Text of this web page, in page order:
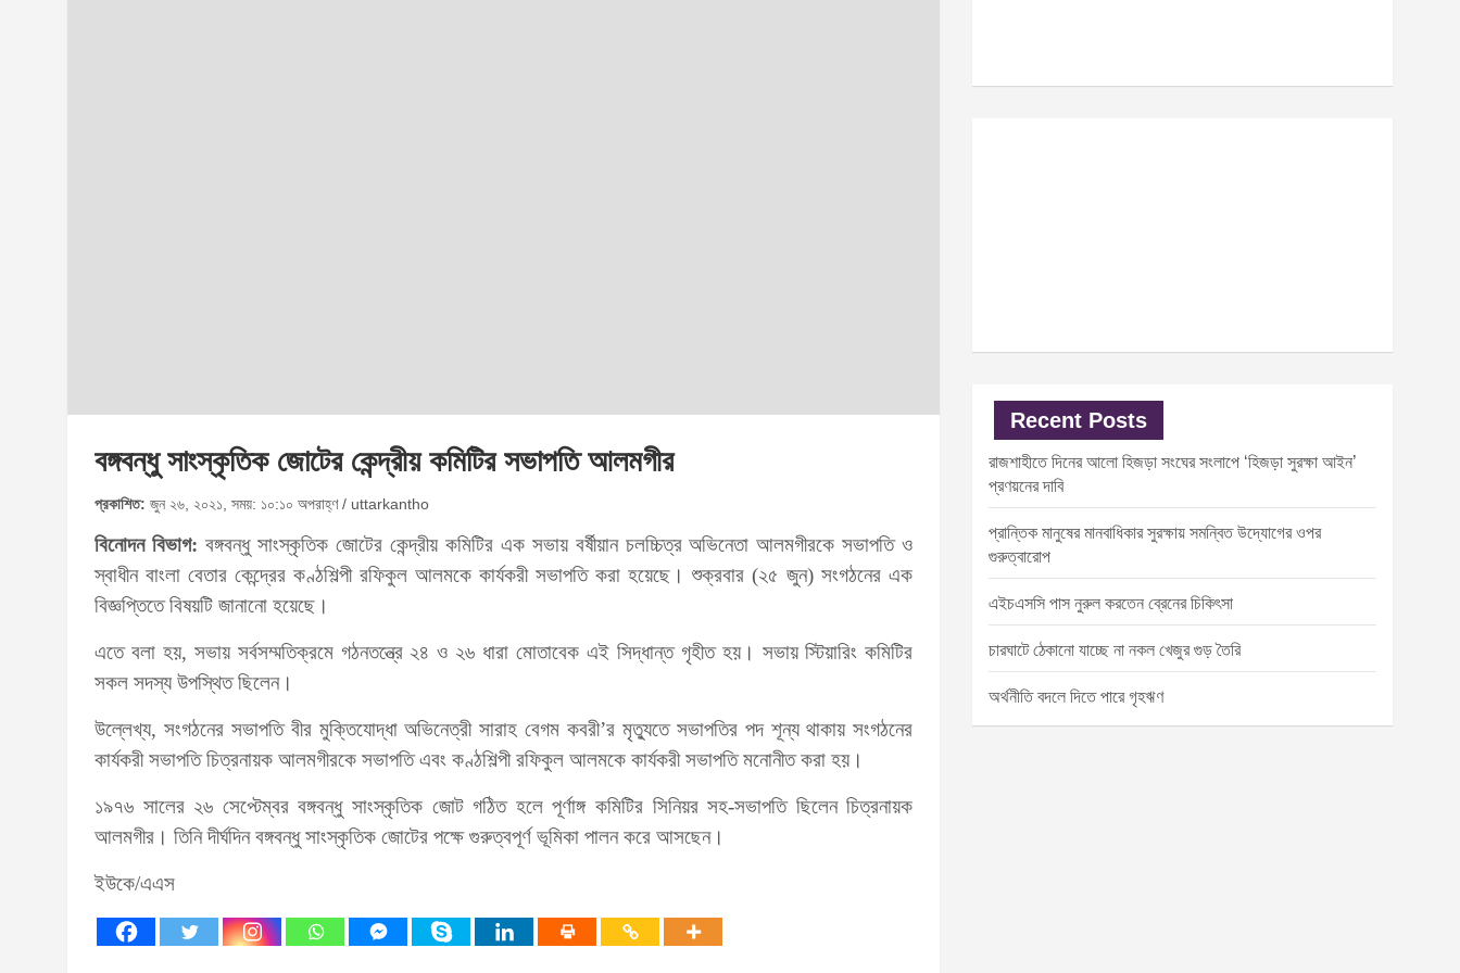
বঙ্গবন্ধু সাংস্কৃতিক জোটের কেন্দ্রীয় কমিটির সভাপতি আলমগীর
প্রকাশিত: জুন ২৬, ২০২১, সময়: ১০:১০ অপরাহ্ণ / uttarkantho
বিনোদন বিভাগ: বঙ্গবন্ধু সাংস্কৃতিক জোটের কেন্দ্রীয় কমিটির এক সভায় বর্ষীয়ান চলচ্চিত্র অভিনেতা আলমগীরকে সভাপতি ও
স্বাধীন বাংলা বেতার কেন্দ্রের কণ্ঠশিল্পী রফিকুল আলমকে কার্যকরী সভাপতি করা হয়েছে। শুক্রবার (২৫ জুন) সংগঠনের এক
বিজ্ঞপ্তিতে বিষয়টি জানানো হয়েছে।
এতে বলা হয়, সভায় সর্বসম্মতিক্রমে গঠনতন্ত্রে ২৪ ও ২৬ ধারা মোতাবেক এই সিদ্ধান্ত গৃহীত হয়। সভায় স্টিয়ারিং কমিটির
সকল সদস্য উপস্থিত ছিলেন।
উল্লেখ্য, সংগঠনের সভাপতি বীর মুক্তিযোদ্ধা অভিনেত্রী সারাহ বেগম কবরী’র মৃত্যুতে সভাপতির পদ শূন্য থাকায় সংগঠনের
কার্যকরী সভাপতি চিত্রনায়ক আলমগীরকে সভাপতি এবং কণ্ঠশিল্পী রফিকুল আলমকে কার্যকরী সভাপতি মনোনীত করা হয়।
১৯৭৬ সালের ২৬ সেপ্টেম্বর বঙ্গবন্ধু সাংস্কৃতিক জোট গঠিত হলে পূর্ণাঙ্গ কমিটির সিনিয়র সহ-সভাপতি ছিলেন চিত্রনায়ক
আলমগীর। তিনি দীর্ঘদিন বঙ্গবন্ধু সাংস্কৃতিক জোটের পক্ষে গুরুত্বপূর্ণ ভূমিকা পালন করে আসছেন।
ইউকে/এএস
Recent Posts
রাজশাহীতে দিনের আলো হিজড়া সংঘের সংলাপে ‘হিজড়া সুরক্ষা আইন’
প্রণয়নের দাবি
প্রান্তিক মানুষের মানবাধিকার সুরক্ষায় সমন্বিত উদ্যোগের ওপর
গুরুত্বারোপ
এইচএসসি পাস নুরুল করতেন ব্রেনের চিকিৎসা
চারঘাটে ঠেকানো যাচ্ছে না নকল খেজুর গুড় তৈরি
অর্থনীতি বদলে দিতে পারে গৃহঋণ